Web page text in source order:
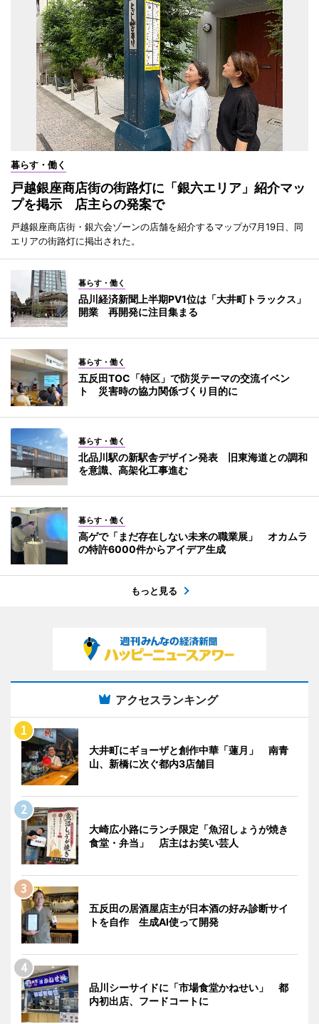
暮らす・働く
戸越銀座商店街の街路灯に「銀六エリア」紹介マッ
プを掲示 店主らの発案で
戸越銀座商店街・銀六会ゾーンの店舗を紹介するマップが7月19日、同
エリアの街路灯に掲出された。
暮らす・働く
品川経済新聞上半期PV1位は「大井町トラックス」
開業 再開発に注目集まる
暮らす・働く
五反田TOC「特区」で防災テーマの交流イベン
ト 災害時の協力関係づくり目的に
暮らす・働く
北品川駅の新駅舎デザイン発表 旧東海道との調和
を意識、高架化工事進む
暮らす・働く
高ゲで「まだ存在しない未来の職業展」 オカムラ
の特許6000件からアイデア生成
もっと見る
アクセスランキング
大井町にギョーザと創作中華「蓮月」 南青
山、新橋に次ぐ都内3店舗目
大崎広小路にランチ限定「魚沼しょうが焼き
食堂・弁当」 店主はお笑い芸人
五反田の居酒屋店主が日本酒の好み診断サイ
トを自作 生成AI使って開発
品川シーサイドに「市場食堂かねせい」 都
内初出店、フードコートに